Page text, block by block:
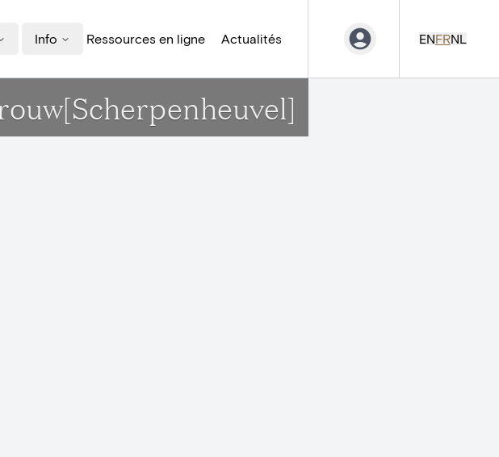
Info Ressources en ligne Actualités ENFRNL